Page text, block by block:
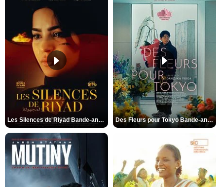
Les Silences de Riyad Bande-annonce VO STFR Des Fleurs pour Tokyo Bande-annonce VO STFR